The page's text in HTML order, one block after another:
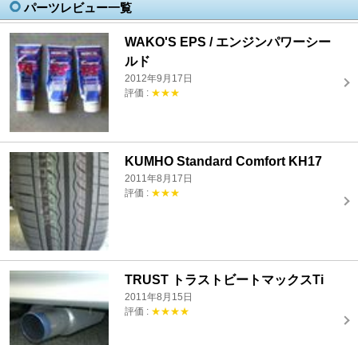
パーツレビュー一覧
WAKO'S EPS / エンジンパワーシー
ルド
2012年9月17日
評価 : ★★★
KUMHO Standard Comfort KH17
2011年8月17日
評価 : ★★★
TRUST トラストビートマックスTi
2011年8月15日
評価 : ★★★★